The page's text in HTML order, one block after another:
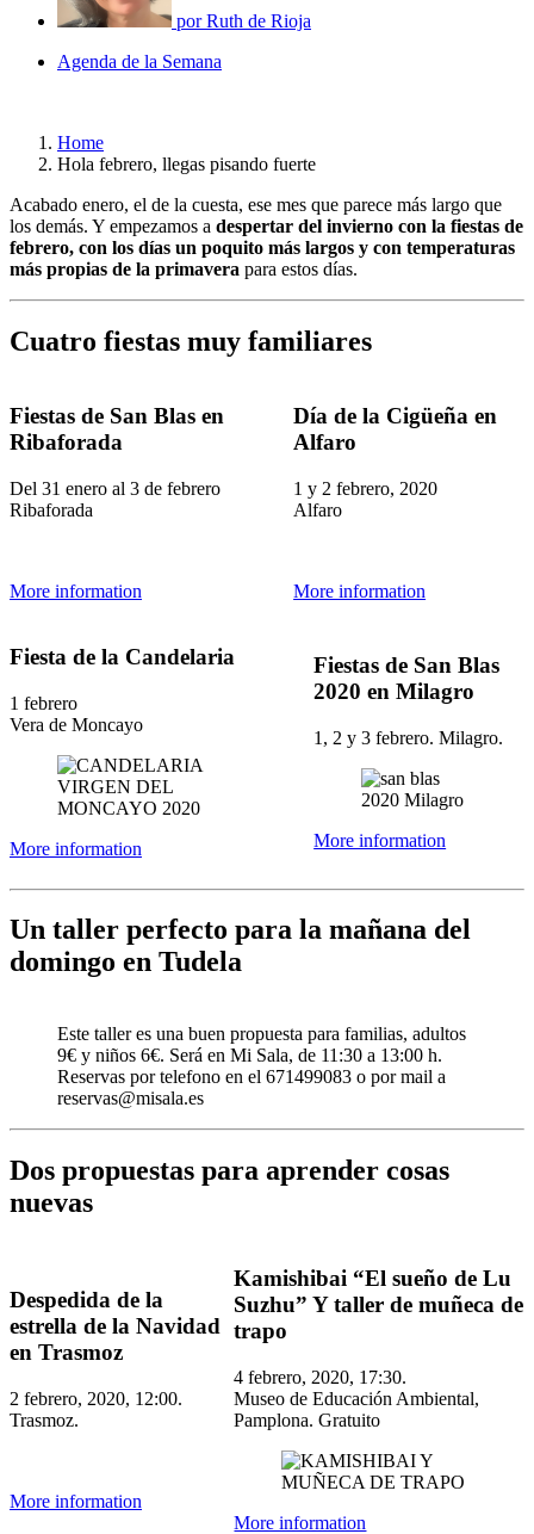
porRuth de Rioja
Agenda de la Semana
Home
Hola febrero, llegas pisando fuerte
Acabado enero, el de la cuesta, ese mes que parece más largo que
los demás. Y empezamos a despertar del invierno con la fiestas de
febrero, con los días un poquito más largos y con temperaturas
más propias de la primavera para estos días.
Cuatro fiestas muy familiares
Fiestas de San Blas en
Ribaforada
Del 31 enero al 3 de febrero
Ribaforada
More information
Día de la Cigüeña en
Alfaro
1 y 2 febrero, 2020
Alfaro
More information
Fiesta de la Candelaria
1 febrero
Vera de Moncayo
More information
Fiestas de San Blas
2020 en Milagro
1, 2 y 3 febrero. Milagro.
More information
Un taller perfecto para la mañana del
domingo en Tudela
Este taller es una buen propuesta para familias, adultos
9€ y niños 6€. Será en Mi Sala, de 11:30 a 13:00 h.
Reservas por telefono en el 671499083 o por mail a
reservas@misala.es
Dos propuestas para aprender cosas
nuevas
Despedida de la
estrella de la Navidad
en Trasmoz
2 febrero, 2020, 12:00.
Trasmoz.
More information
Kamishibai “El sueño de Lu
Suzhu” Y taller de muñeca de
trapo
4 febrero, 2020, 17:30.
Museo de Educación Ambiental,
Pamplona. Gratuito
More information